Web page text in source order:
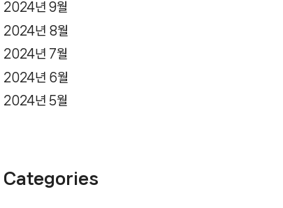
2024년 9월
2024년 8월
2024년 7월
2024년 6월
2024년 5월
Categories